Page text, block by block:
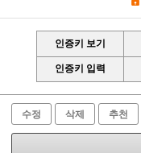
인증키 보기
인증키 입력
수정 삭제 추천